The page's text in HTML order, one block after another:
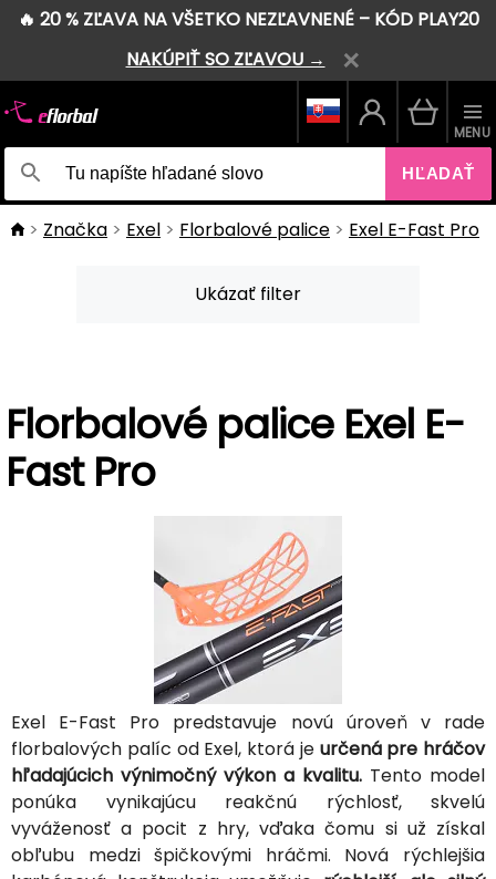
🔥 20 % ZĽAVA NA VŠETKO NEZĽAVNENÉ – KÓD PLAY20
NAKÚPIŤ SO ZĽAVOU →
HĽADAŤ
MENU
Značka Exel Florbalové palice Exel E-Fast Pro
Ukázať filter
Florbalové palice Exel E-
Fast Pro
Exel E-Fast Pro predstavuje novú úroveň v rade
florbalových palíc od Exel, ktorá je určená pre hráčov
hľadajúcich výnimočný výkon a kvalitu. Tento model
ponúka vynikajúcu reakčnú rýchlosť, skvelú
vyváženosť a pocit z hry, vďaka čomu si už získal
obľubu medzi špičkovými hráčmi. Nová rýchlejšia